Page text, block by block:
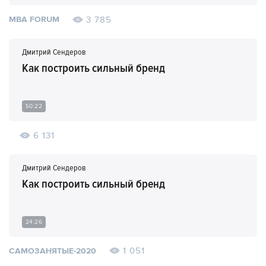
MBA FORUM 3 785
Дмитрий Сендеров
Как построить сильный бренд
50:22
6 131
Дмитрий Сендеров
Как построить сильный бренд
24:26
САМОЗАНЯТЫЕ-2020 1 051